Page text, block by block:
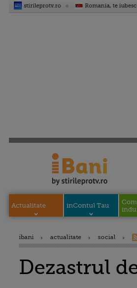
stirileprotv.ro Romania, te iubesc
Actualitate inContul Tau
ibani actualitate social
Dezastrul